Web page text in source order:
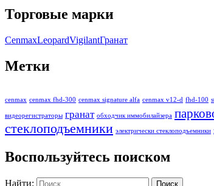
Торговые марки
CenmaxLeopardVigilantГранат
Метки
cenmax cenmax fhd-300 cenmax signature alfa cenmax v12-d fhd-100
видеорегистраторы гранат обходчик иммобилайзера
стеклоподъемники электрически стеклоподъемники
Воспользуйтесь поиском
Найти: